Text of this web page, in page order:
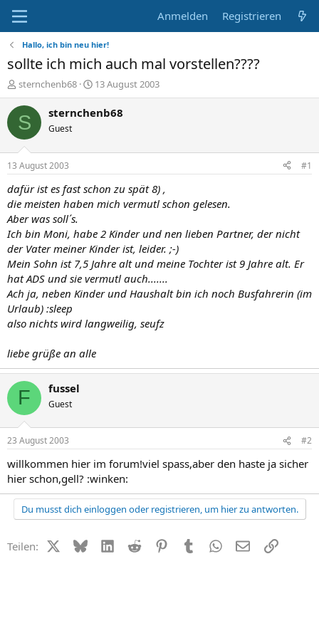
Anmelden Registrieren
Hallo, ich bin neu hier!
sollte ich mich auch mal vorstellen????
E
r
s
t
e
r
sternchenb68
E
r
s
t
a
13 August 2003
S sternchenb68
Guest
13 August 2003 #1
dafür ist es fast schon zu spät 8) ,
die meisten haben mich vermutl schon gelesen.
Aber was soll´s.
Ich bin Moni, habe 2 Kinder und nen lieben Partner, der nicht
der Vater meiner Kinder ist, leider. ;-)
Mein Sohn ist 7,5 Jahre alt und meine Tochter ist 9 Jahre alt. Er
hat ADS und sie vermutl auch.......
Ach ja, neben Kinder und Haushalt bin ich noch Busfahrerin (im
Urlaub) :sleep
also nichts wird langweilig, seufz
liebe grüße an alle
F fussel
Guest
23 August 2003 #2
willkommen hier im forum!viel spass,aber den haste ja sicher
hier schon,gell? :winken:
Du musst dich einloggen oder registrieren, um hier zu antworten.
Teilen: X (Twitter)
BlueskyLinkedIn
Reddit PinterestTumblr WhatsApp
E-MailLink